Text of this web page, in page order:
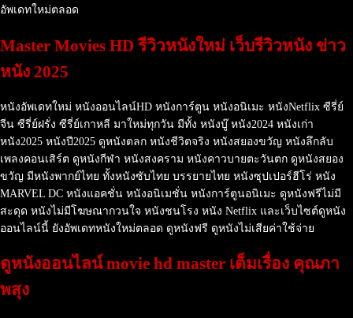
อัพเดทใหม่ตลอด
Master Movies HD รีวิวหนังใหม่ เว็บรีวิวหนัง ข่าว
หนัง 2025
หนังอัพเดทใหม่ หนังออนไลน์HD หนังการ์ตูน หนังอนิเมะ หนังNetflix ซีรี่ย์
จีน ซีรี่ย์ฝรั่ง ซีรี่ย์เกาหลี มาใหม่ทุกวัน มีทั้ง หนังบู๊ หนัง2024 หนังเก่า
หนัง2025 หนังปี2025 ดูหนังตลก หนังชีวิตจริง หนังสยองขวัญ หนังลึกลับ
เพลงคอนเสิร์ต ดูหนังกีฬา หนังสงคราม หนังคาวบายตะวันตก ดูหนังสยอง
ขวัญ มีหนังพากย์ไทย ทั้งหนังซับไทย บรรยายไทย หนังซุปเปอร์ฮีโร่ หนัง
MARVEL DC หนังแอคชั่น หนังอนิเมชั่น หนังการ์ตูนอนิเมะ ดูหนังฟรีไม่มี
สะดุด หนังไม่มีโฆษณากวนใจ หนังชนโรง หนัง Netflix และเว็บไซต์ดูหนัง
ออนไลน์นี้ ยังอัพเดทหนังใหม่ตลอด ดูหนังฟรี ดูหนังไม่เสียค่าใช้จ่าย
ดูหนังออนไลน์ movie hd master เต็มเรื่อง คุณภา
พสุง